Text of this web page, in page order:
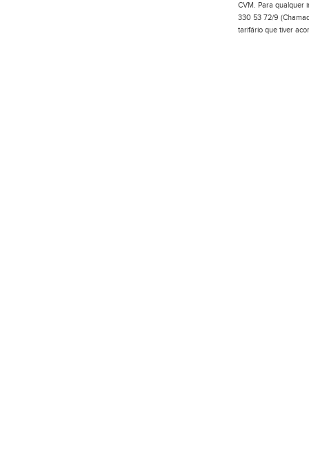
CVM. Para qualquer
330 53 72/9
tarifário que tiver